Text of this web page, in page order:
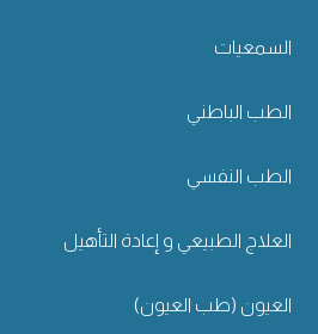
السمعيات
الطب الباطني
الطب النفسي
العلاج الطبيعي و إعادة التأهيل
العيون (طب العيون)